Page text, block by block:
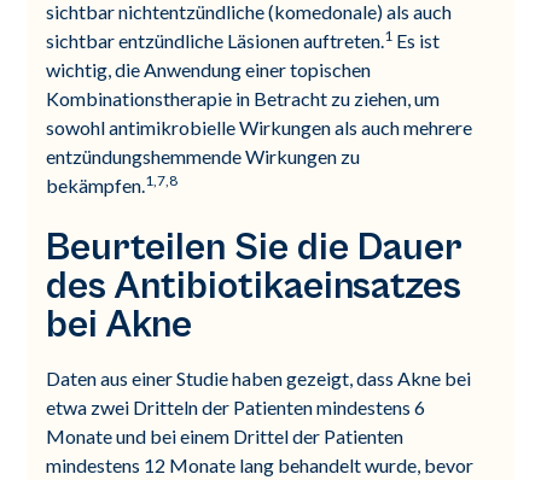
sichtbar nichtentzündliche (komedonale) als auch
sichtbar entzündliche Läsionen auftreten.1 Es ist
wichtig, die Anwendung einer topischen
Kombinationstherapie in Betracht zu ziehen, um
sowohl antimikrobielle Wirkungen als auch mehrere
entzündungshemmende Wirkungen zu
bekämpfen.1,7,8
Beurteilen Sie die Dauer
des Antibiotikaeinsatzes
bei Akne
Daten aus einer Studie haben gezeigt, dass Akne bei
etwa zwei Dritteln der Patienten mindestens 6
Monate und bei einem Drittel der Patienten
mindestens 12 Monate lang behandelt wurde, bevor